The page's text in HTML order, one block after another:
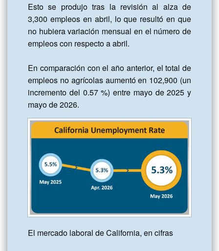
Esto se produjo tras la revisión al alza de
3,300 empleos en abril, lo que resultó en que
no hubiera variación mensual en el número de
empleos con respecto a abril.
En comparación con el año anterior, el total de
empleos no agrícolas aumentó en 102,900 (un
incremento del 0.57 %) entre mayo de 2025 y
mayo de 2026.
El mercado laboral de California, en cifras